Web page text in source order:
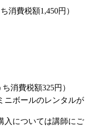
消費税額1,450円）
消費税額325円）
ニボールのレンタルが
入については講師にご